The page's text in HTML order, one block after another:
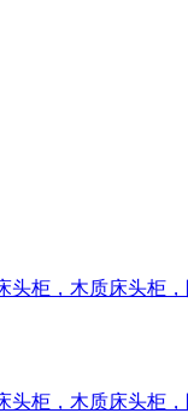
柜，木质床头柜
柜，木质床头柜